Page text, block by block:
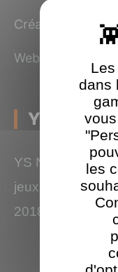
Création : 11
Web :
YS Net :
YS Net est un
jeux vidéo,
2018.
dans
les